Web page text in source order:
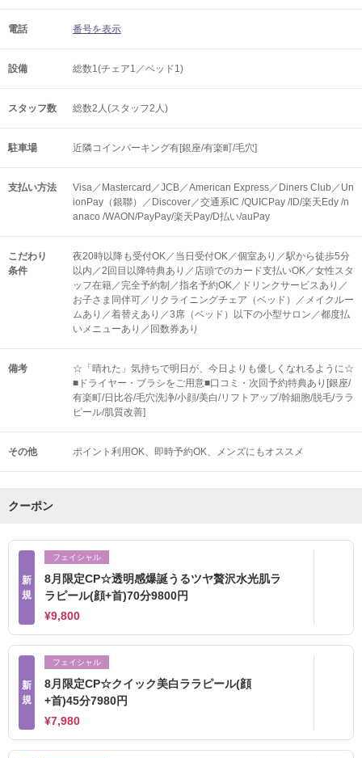
電話 番号を表示
設備 総数1(チェア1／ベッド1)
スタッフ数 総数2人(スタッフ2人)
駐車場 近隣コインパーキング有[銀座/有楽町/毛穴]
支払い方法
Visa／Mastercard／JCB／American Express／Diners Club／Un
ionPay（銀聯）／Discover／交通系IC /QUICPay /ID/楽天Edy /n
anaco /WAON/PayPay/楽天Pay/D払い/auPay
こだわり
条件
夜20時以降も受付OK／当日受付OK／個室あり／駅から徒歩5分
以内／2回目以降特典あり／店頭でのカード支払いOK／女性スタ
ッフ在籍／完全予約制／指名予約OK／ドリンクサービスあり／
お子さま同伴可／リクライニングチェア（ベッド）／メイクルー
ムあり／着替えあり／3席（ベッド）以下の小型サロン／都度払
いメニューあり／回数券あり
備考
☆「晴れた」気持ちで明日が、今日よりも優しくなれるように☆
■ドライヤー・ブラシをご用意■口コミ・次回予約特典あり[銀座/
有楽町/日比谷/毛穴洗浄/小顔/美白/リフトアップ/幹細胞/脱毛/ララ
ピール/肌質改善]
その他 ポイント利用OK 即時予約OK メンズにもオススメ
クーポン
新
規
フェイシャル
8月限定CP☆透明感爆誕うるツヤ贅沢水光肌ラ
ラピール(顔+首)70分9800円
¥9,800
新
規
フェイシャル
8月限定CP☆クイック美白ララピール(顔
+首)45分7980円
¥7,980